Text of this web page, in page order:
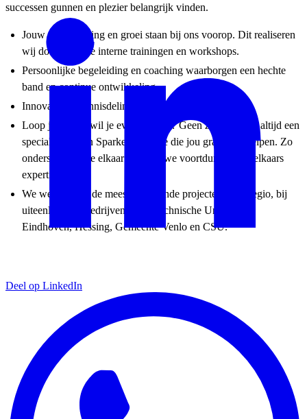
successen gunnen en plezier belangrijk vinden.
Jouw ontwikkeling en groei staan bij ons voorop. Dit realiseren
wij door gerichte interne trainingen en workshops.
Persoonlijke begeleiding en coaching waarborgen een hechte
band en continue ontwikkeling.
Innovatie en kennisdeling staan centraal.
Loop je vast of wil je even sparren? Geen zorgen, er is altijd een
specialist binnen Sparke & Keane die jou graag wil helpen. Zo
ondersteunen we elkaar en leren we voortdurend van elkaars
expertise.
We werken aan de meest uitdagende projecten in de regio, bij
uiteenlopende bedrijven zoals Technische Universiteit
Eindhoven, Hessing, Gemeente Venlo en CSU.
Deel op LinkedIn